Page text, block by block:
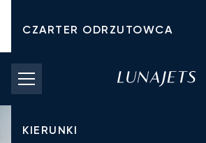
CZARTER ODRZUTOWCA
KOSZTY CZARTERU
PRYWATNE ODRZUTOWCE
KIERUNKI